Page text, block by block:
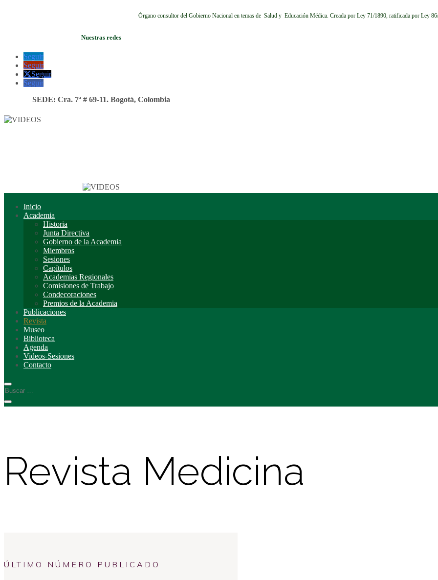
Órgano consultor del Gobierno Nacional en temas de Salud y Educación Médica. Creada por Ley 71/1890, ratificada por Ley
Nuestras redes
Seguir
Seguir
Seguir
Seguir
SEDE: Cra. 7ª # 69-11. Bogotá, Colombia
Inicio
Academia
Historia
Junta Directiva
Gobierno de la Academia
Miembros
Sesiones
Capítulos
Academias Regionales
Comisiones de Trabajo
Condecoraciones
Premios de la Academia
Publicaciones
Revista
Museo
Biblioteca
Agenda
Videos-Sesiones
Contacto
Revista Medicina
ÚLTIMO NÚMERO PUBLICADO